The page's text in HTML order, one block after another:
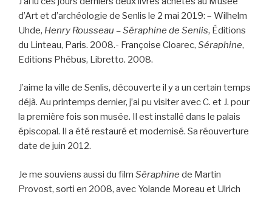
d’Art et d’archéologie de Senlis le 2 mai 2019: – Wilhelm
Uhde, Henry Rousseau – Séraphine de Senlis, Éditions
du Linteau, Paris. 2008.- Françoise Cloarec, Séraphine,
Editions Phébus, Libretto. 2008.
J’aime la ville de Senlis, découverte il y a un certain temps
déjà. Au printemps dernier, j’ai pu visiter avec C. et J. pour
la première fois son musée. Il est installé dans le palais
épiscopal. Il a été restauré et modernisé. Sa réouverture
date de juin 2012.
Je me souviens aussi du film Séraphine de Martin
Provost, sorti en 2008, avec Yolande Moreau et Ulrich